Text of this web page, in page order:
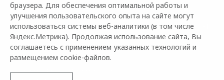
Горячая линия OMODA: +7 (3902) 21-77-17
© 2026 Медведь Абакан
браузера. Для обеспечения оптимальной работы и
улучшения пользовательского опыта на сайте могут
использоваться системы веб-аналитики (в том числе
Яндекс.Метрика). Продолжая использование сайта, Вы
соглашаетесь с применением указанных технологий и
размещением cookie-файлов.